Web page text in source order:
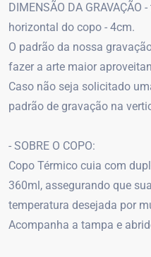
DIMENSÃO DA
horizontal do copo - 4cm.
O padrão da nossa
fazer a arte maior
Caso não seja solicitado
padrão de gravação na
- SOBRE O COPO:
Copo Térmico cuia com
360ml, assegurando que
temperatura desejada por
Acompanha a tampa e